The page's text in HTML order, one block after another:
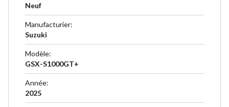
Neuf
Manufacturier:
Suzuki
Modèle:
GSX-S1000GT+
Année:
2025